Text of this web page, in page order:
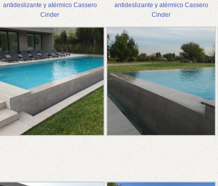
antideslizante y atérmico Cassero
Cinder
antideslizante y atérmico Cassero
Cinder